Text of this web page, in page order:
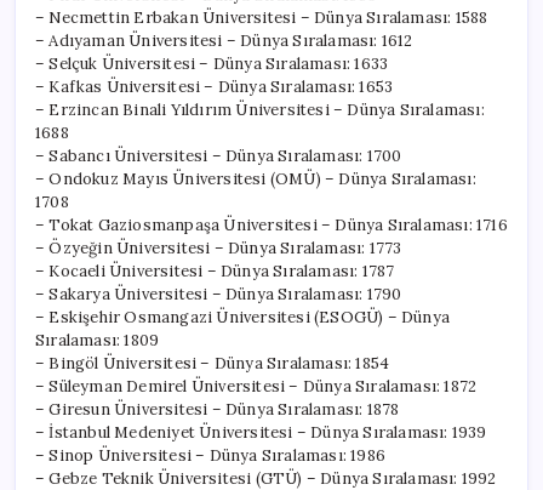
– Necmettin Erbakan Üniversitesi – Dünya Sıralaması: 1588
– Adıyaman Üniversitesi – Dünya Sıralaması: 1612
– Selçuk Üniversitesi – Dünya Sıralaması: 1633
– Kafkas Üniversitesi – Dünya Sıralaması: 1653
– Erzincan Binali Yıldırım Üniversitesi – Dünya Sıralaması:
1688
– Sabancı Üniversitesi – Dünya Sıralaması: 1700
– Ondokuz Mayıs Üniversitesi (OMÜ) – Dünya Sıralaması:
1708
– Tokat Gaziosmanpaşa Üniversitesi – Dünya Sıralaması: 1716
– Özyeğin Üniversitesi – Dünya Sıralaması: 1773
– Kocaeli Üniversitesi – Dünya Sıralaması: 1787
– Sakarya Üniversitesi – Dünya Sıralaması: 1790
– Eskişehir Osmangazi Üniversitesi (ESOGÜ) – Dünya
Sıralaması: 1809
– Bingöl Üniversitesi – Dünya Sıralaması: 1854
– Süleyman Demirel Üniversitesi – Dünya Sıralaması: 1872
– Giresun Üniversitesi – Dünya Sıralaması: 1878
– İstanbul Medeniyet Üniversitesi – Dünya Sıralaması: 1939
– Sinop Üniversitesi – Dünya Sıralaması: 1986
– Gebze Teknik Üniversitesi (GTÜ) – Dünya Sıralaması: 1992